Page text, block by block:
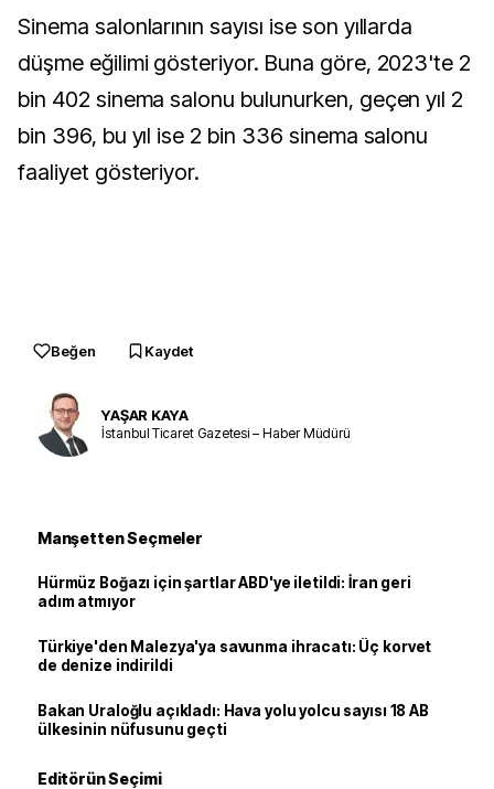
Sinema salonlarının sayısı ise son yıllarda
düşme eğilimi gösteriyor. Buna göre, 2023'te 2
bin 402 sinema salonu bulunurken, geçen yıl 2
bin 396, bu yıl ise 2 bin 336 sinema salonu
faaliyet gösteriyor.
Beğen Kaydet
YAŞAR KAYA
İstanbul Ticaret Gazetesi – Haber Müdürü
Manşetten Seçmeler
Hürmüz Boğazı için şartlar ABD'ye iletildi: İran geri
adım atmıyor
Türkiye'den Malezya'ya savunma ihracatı: Üç korvet
de denize indirildi
Bakan Uraloğlu açıkladı: Hava yolu yolcu sayısı 18 AB
ülkesinin nüfusunu geçti
Editörün Seçimi